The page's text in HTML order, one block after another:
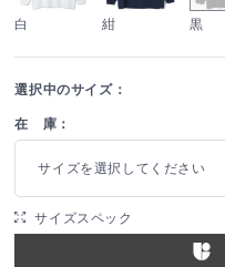
白 紺 黒
選択中のサイズ：
在 庫：
サイズを選択してください
サイズスペック